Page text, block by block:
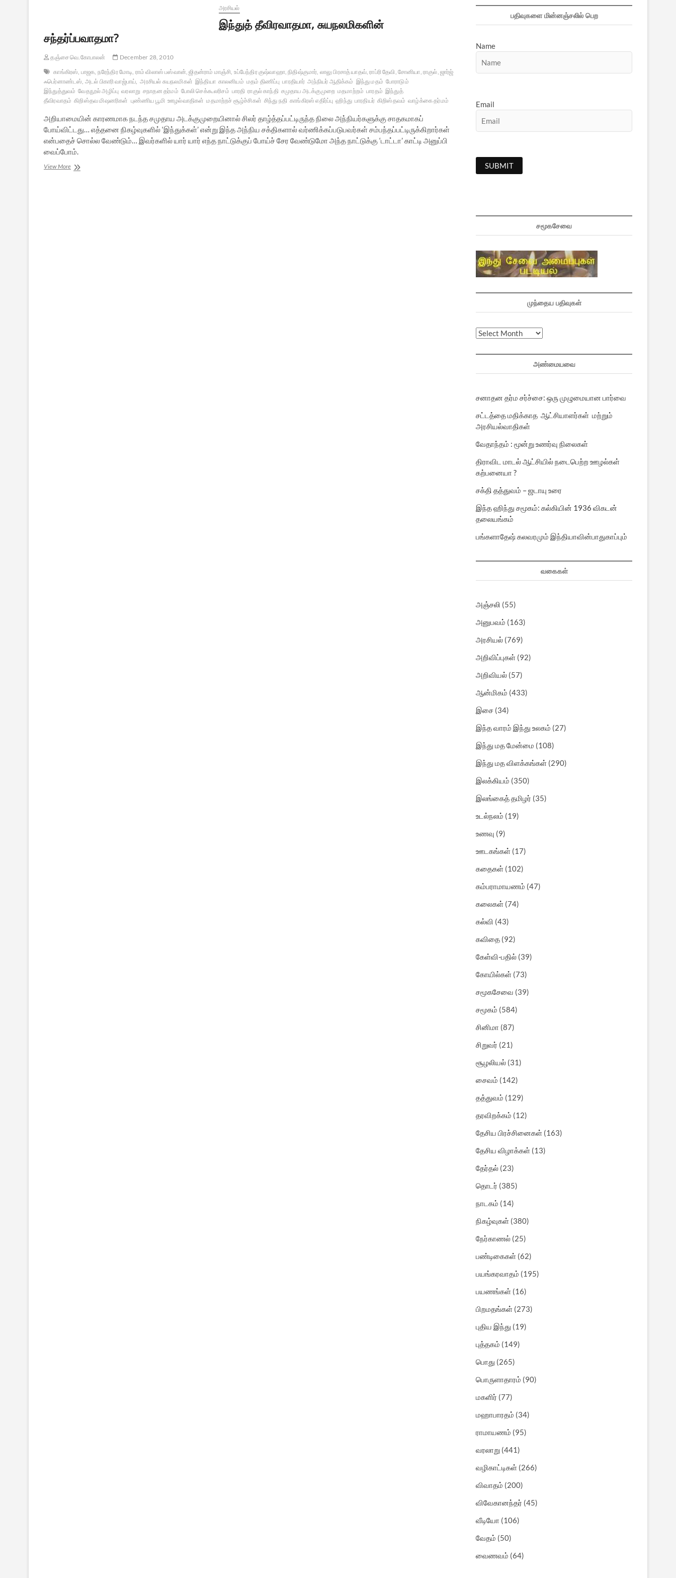
அரசியல்
இந்துத் தீவிரவாதமா, சுயநலமிகளின்
சந்தர்ப்பவாதமா?
தஞ்சை வெ.கோபாலன்
December 28, 2010
காங்கிரஸ், பாஜக, நரேந்திர மோடி, ராம் விலாஸ் பஸ்வான், ஜிதன்ராம் மாஞ்சி, உப்பேந்திர குஷ்வாஹா, நிதிஷ்குமார், லாலு பிரசாத் யாதவ், ராப்ரி தேவி, சோனியா, ராகுல், ஜார்ஜ்
ஃபெர்னாண்டஸ், அடல் பிகாரி வாஜ்பாய், அரசியல் சுயநலமிகள் இந்தியா காலனியம் மதம் திணிப்பு பாரதியார் அந்நியர் ஆதிக்கம் இந்து மதம் போராடும்
இந்துத்துவம் வேதநூல் அழிப்பு வரலாறு சநாதன தர்மம் போலி செக்கூலரிசம் பாரதி ராகுல் காந்தி சமுதாய அடக்குமுறை மதமாற்றம் பாரதம் இந்துத்
தீவிரவாதம் கிறிஸ்தவ மிஷனரிகள் புண்ணிய பூமி ஊழல்வாதிகள் மதமாற்றச் சூழ்ச்சிகள் சிந்து நதி காங்கிரஸ் எதிர்ப்பு ஹிந்து பாரதியர் கிறிஸ்தவம் வாழ்க்கை தர்மம்
அறியாமையின் காரணமாக நடந்த சமுதாய அடக்குமுறையினால் சிலர் தாழ்த்தப்பட்டிருந்த நிலை அந்நியர்களுக்கு சாதகமாகப்
போய்விட்டது… எத்தனை நிகழ்வுகளில் ‘இந்துக்கள்’ என்று இந்த அந்நிய சக்திகளால் வர்ணிக்கப்படுபவர்கள் சம்பந்தப்பட்டிருக்கிறார்கள்
என்பதைச் சொல்ல வேண்டும்… இவர்களில் யார் யார் எந்த நாட்டுக்குப் போய்ச் சேர வேண்டுமோ அந்த நாட்டுக்கு ‘டாட்டா’ காட்டி அனுப்பி
வைப்போம்.
View Moreஇந்துத்
பதிவுகளை மின்னஞ்சலில் பெற
Name
Email
சமூகசேவை
முந்தைய பதிவுகள்
முந்தைய
அண்மையவை
சனாதன தர்ம சர்ச்சை: ஒரு முழுமையான பார்வை
சட்டத்தை மதிக்காத ஆட்சியாளர்கள் மற்றும்
அரசியல்வாதிகள்
வேதாந்தம் : மூன்று உணர்வு நிலைகள்
திராவிட மாடல் ஆட்சியில் நடைபெற்ற ஊழல்கள்
கற்பனையா ?
சக்தி தத்துவம் – ஜடாயு உரை
இந்த ஹிந்து சமூகம்: கல்கியின் 1936 விகடன்
தலையங்கம்
பங்களாதேஷ் கலவரமும் இந்தியாவின்பாதுகாப்பும்
வகைகள்
அஞ்சலி (55)
அனுபவம் (163)
அரசியல் (769)
அறிவிப்புகள் (92)
அறிவியல் (57)
ஆன்மிகம் (433)
இசை (34)
இந்த வாரம் இந்து உலகம் (27)
இந்து மத மேன்மை (108)
இந்து மத விளக்கங்கள் (290)
இலக்கியம் (350)
இலங்கைத் தமிழர் (35)
உடல்நலம் (19)
உணவு (9)
ஊடகங்கள் (17)
கதைகள் (102)
கம்பராமாயணம் (47)
கலைகள் (74)
கல்வி (43)
கவிதை (92)
கேள்வி-பதில் (39)
கோயில்கள் (73)
சமூகசேவை (39)
சமூகம் (584)
சினிமா (87)
சிறுவர் (21)
சூழலியல் (31)
சைவம் (142)
தத்துவம் (129)
தரவிறக்கம் (12)
தேசிய பிரச்சினைகள் (163)
தேசிய விழாக்கள் (13)
தேர்தல் (23)
தொடர் (385)
நாடகம் (14)
நிகழ்வுகள் (380)
நேர்காணல் (25)
பண்டிகைகள் (62)
பயங்கரவாதம் (195)
பயணங்கள் (16)
பிறமதங்கள் (273)
புதிய இந்து (19)
புத்தகம் (149)
பொது (265)
பொருளாதாரம் (90)
மகளிர் (77)
மஹாபாரதம் (34)
ராமாயணம் (95)
வரலாறு (441)
வழிகாட்டிகள் (266)
விவாதம் (200)
விவேகானந்தர் (45)
வீடியோ (106)
வேதம் (50)
வைணவம் (64)